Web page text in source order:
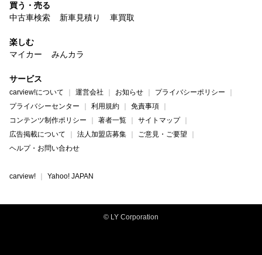
買う・売る
中古車検索
新車見積り 車買取
楽しむ
マイカー
みんカラ
サービス
carview!について 運営会社 お知らせ
プライバシーポリシー
プライバシーセンター
利用規約
免責事項
コンテンツ制作ポリシー
著者一覧
サイトマップ
広告掲載について
法人加盟店募集
ご意見・ご要望
ヘルプ・お問い合わせ
carview! Yahoo! JAPAN
© LY Corporation